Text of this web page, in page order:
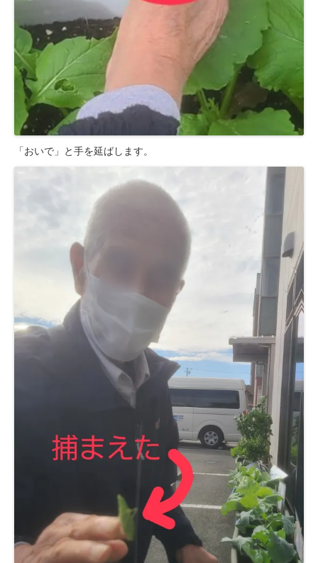
「おいで」と手を延ばします。